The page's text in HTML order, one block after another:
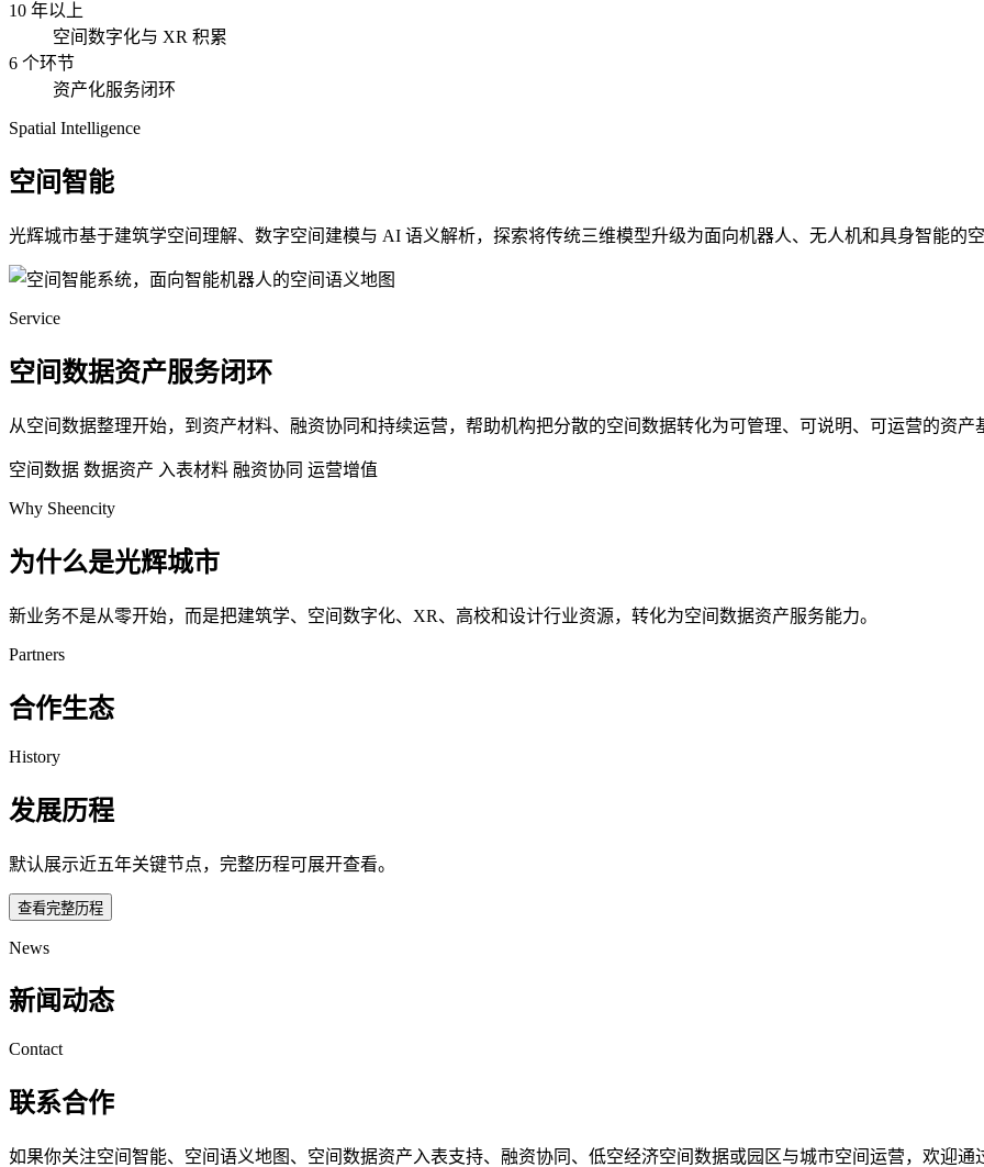
10 年以上
空间数字化与 XR 积累
6 个环节
资产化服务闭环
Spatial Intelligence
空间智能
光辉城市基于建筑学空间理解、数字空间建模与 AI 语义解析，探索将传统三维模型升级为面向机器人、无人机和具身智能的空
Service
空间数据资产服务闭环
从空间数据整理开始，到资产材料、融资协同和持续运营，帮助机构把分散的空间数据转化为可管理、可说明、可运营的资产
空间数据 数据资产 入表材料 融资协同 运营增值
Why Sheencity
为什么是光辉城市
新业务不是从零开始，而是把建筑学、空间数字化、XR、高校和设计行业资源，转化为空间数据资产服务能力。
Partners
合作生态
History
发展历程
默认展示近五年关键节点，完整历程可展开查看。
查看完整历程
News
新闻动态
Contact
联系合作
如果你关注空间智能、空间语义地图、空间数据资产入表支持、融资协同、低空经济空间数据或园区与城市空间运营，欢迎通